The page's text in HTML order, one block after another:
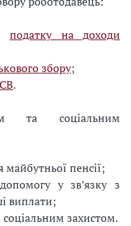
податку на доходи
збору;
.
та соціальним
майбутньої пенсії;
у зв’язку з
виплати;
захистом.